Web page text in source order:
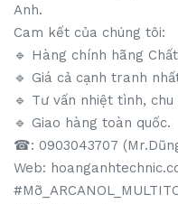
Anh.
Cam kết của chúng tôi:
🔹️ Hàng chính hãng
🔹️ Giá cả cạnh tranh
🔹 Tư vấn nhiệt tình, chu
🔹️ Giao hàng toàn quốc.
☎: 0903043707
Web: